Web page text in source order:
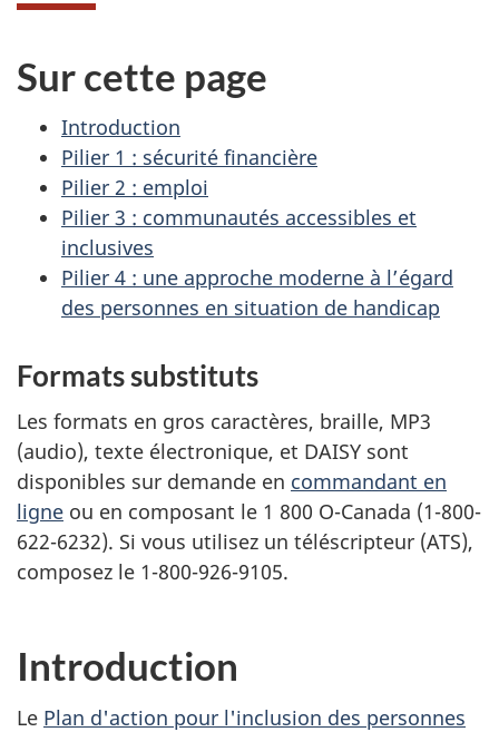
Sur cette page
Introduction
Pilier 1 : sécurité financière
Pilier 2 : emploi
Pilier 3 : communautés accessibles et
inclusives
Pilier 4 : une approche moderne à l’égard
des personnes en situation de handicap
Formats substituts
Les formats en gros caractères, braille, MP3
(audio), texte électronique, et DAISY sont
disponibles sur demande en commandant en
ligne ou en composant le 1 800 O-Canada (1-800-
622-6232). Si vous utilisez un téléscripteur (ATS),
composez le 1-800-926-9105.
Introduction
Le Plan d'action pour l'inclusion des personnes